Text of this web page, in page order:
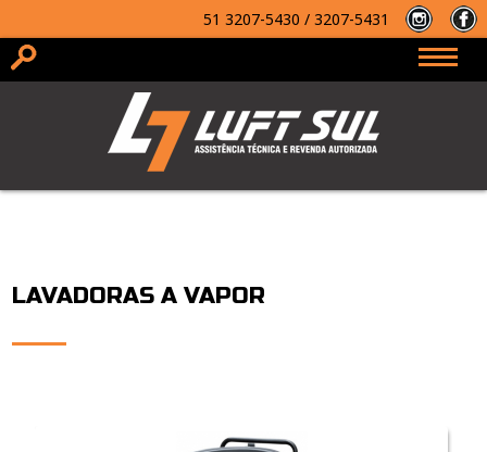
51 3207-5430 / 3207-5431
LAVADORAS A VAPOR